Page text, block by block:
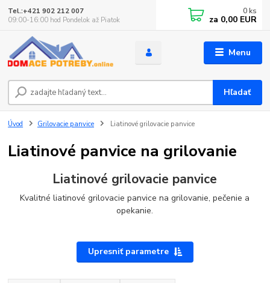
Menu
Hľadať
Tel.:+421 902 212 007
09:00-16:00 hod Pondelok až Piatok
0 ks
za 0,00 EUR
Úvod Grilovacie panvice Liatinové grilovacie panvice
Liatinové panvice na grilovanie
Liatinové grilovacie panvice
Kvalitné liatinové grilovacie panvice na grilovanie, pečenie a
opekanie.
Upresniť parametre